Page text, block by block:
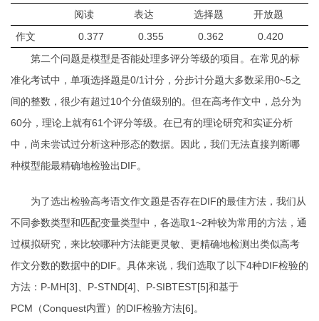
阅读 表达 选择题
开放题
作文
0.377 0.355 0.362
0.420
第二个问题是模型是否能处理多评分等级的项目。在常见的标
准化考试中，单项选择题是0/1计分，分步计分题大多数采用0~5之
间的整数，很少有超过10个分值级别的。但在高考作文中，总分为
60分，理论上就有61个评分等级。在已有的理论研究和实证分析
中，尚未尝试过分析这种形态的数据。因此，我们无法直接判断哪
种模型能最精确地检验出DIF。
为了选出检验高考语文作文题是否存在DIF的最佳方法，我们从
不同参数类型和匹配变量类型中，各选取1~2种较为常用的方法，通
过模拟研究，来比较哪种方法能更灵敏、更精确地检测出类似高考
作文分数的数据中的DIF。具体来说，我们选取了以下4种DIF检验的
方法： P-MH[3] P-STND[4] P-SIBTEST[5]和基于
PCM （Conquest内置）的DIF检验方法[6]。